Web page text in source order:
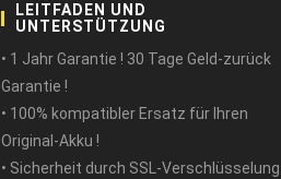
LEITFADEN UND
UNTERSTÜTZUNG
• 1 Jahr Garantie ! 30 Tage Geld-zurück
Garantie !
• 100% kompatibler Ersatz für Ihren
Original-Akku !
• Sicherheit durch SSL-Verschlüsselung